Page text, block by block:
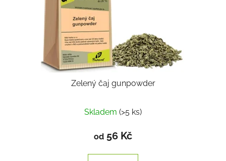
Zelený čaj gunpowder
Skladem (>5 ks)
od 56 Kč